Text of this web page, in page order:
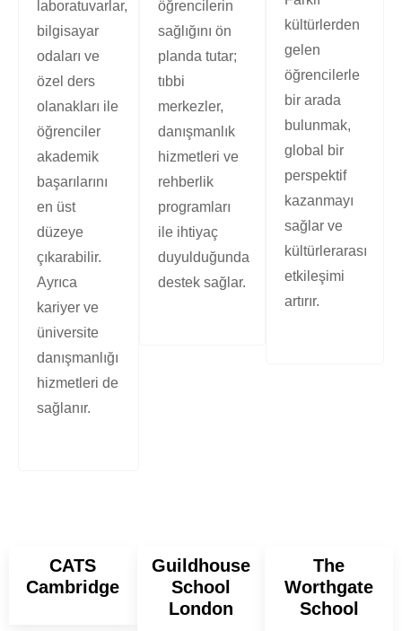
laboratuvarlar,
bilgisayar
odaları ve
özel ders
olanakları ile
öğrenciler
akademik
başarılarını
en üst
düzeye
çıkarabilir.
Ayrıca
kariyer ve
üniversite
danışmanlığı
hizmetleri de
sağlanır.
öğrencilerin
sağlığını ön
planda tutar;
tıbbi
merkezler,
danışmanlık
hizmetleri ve
rehberlik
programları
ile ihtiyaç
duyulduğunda
destek sağlar.
kültürlerden
gelen
öğrencilerle
bir arada
bulunmak,
global bir
perspektif
kazanmayı
sağlar ve
kültürlerarası
etkileşimi
artırır.
CATS
Cambridge
Guildhouse
School
London
The
Worthgate
School